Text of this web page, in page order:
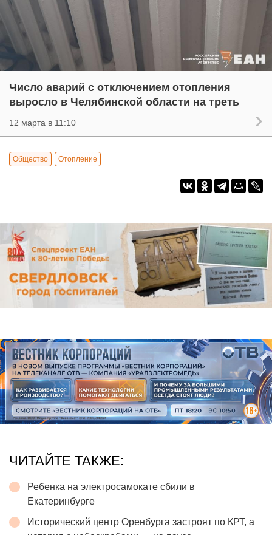
Число аварий с отключением отопления
выросло в Челябинской области на треть
12 марта в 11:10
Общество Отопление
ЧИТАЙТЕ ТАКЖЕ:
Ребенка на электросамокате сбили в
Екатеринбурге
Исторический центр Оренбурга застроят по КРТ, а